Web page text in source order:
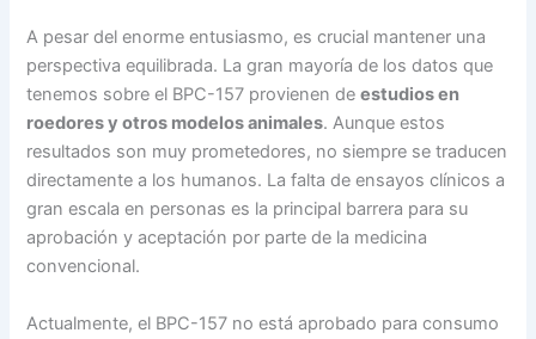
A pesar del enorme entusiasmo, es crucial mantener una
perspectiva equilibrada. La gran mayoría de los datos que
tenemos sobre el BPC-157 provienen deestudios en
roedores y otros modelos animales. Aunque estos
resultados son muy prometedores, no siempre se traducen
directamente a los humanos. La falta de ensayos clínicos a
gran escala en personas es la principal barrera para su
aprobación y aceptación por parte de la medicina
convencional.
Actualmente, el BPC-157 no está aprobado para consumo